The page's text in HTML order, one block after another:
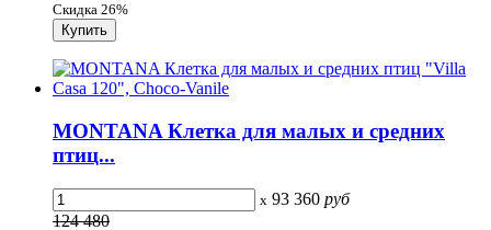
Скидка 26%
MONTANA Клетка для малых и средних
птиц...
x 93 360 руб
124 480